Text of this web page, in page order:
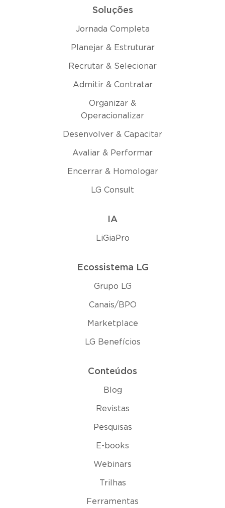
Soluções
Jornada Completa
Planejar & Estruturar
Recrutar & Selecionar
Admitir & Contratar
Organizar &
Operacionalizar
Desenvolver & Capacitar
Avaliar & Performar
Encerrar & Homologar
LG Consult
IA
LiGiaPro
Ecossistema LG
Grupo LG
Canais/BPO
Marketplace
LG Benefícios
Conteúdos
Blog
Revistas
Pesquisas
E-books
Webinars
Trilhas
Ferramentas